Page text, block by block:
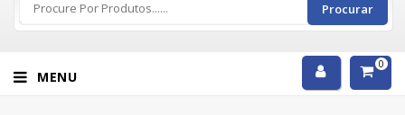
Procurar
MENU
0